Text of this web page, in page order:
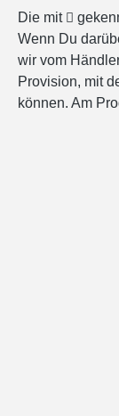
Die mit
Wenn Du
wir vom
Provision, mit
können. Am